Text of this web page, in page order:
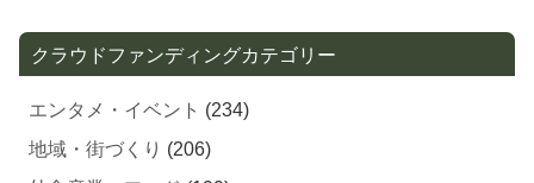
エンタメ・イベント(234)
地域・街づくり(206)
外食産業・フード(199)